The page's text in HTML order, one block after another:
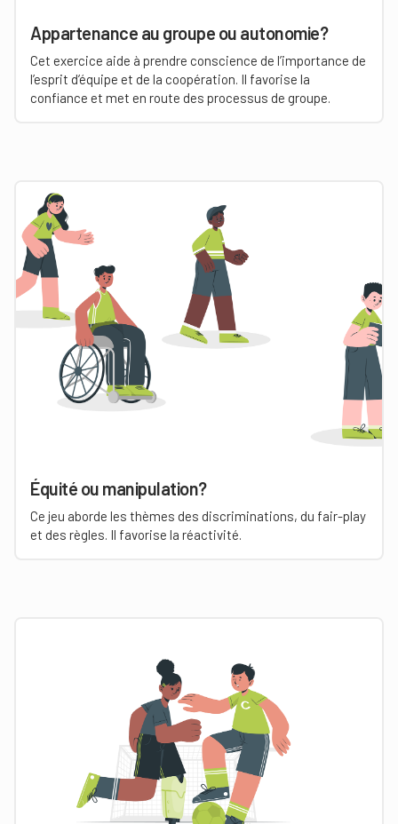
Appartenance au groupe ou autonomie?
Cet exercice aide à prendre conscience de l’importance de
l’esprit d’équipe et de la coopération. Il favorise la
confiance et met en route des processus de groupe.
Équité ou manipulation?
Ce jeu aborde les thèmes des discriminations, du fair-play
et des règles. Il favorise la réactivité.